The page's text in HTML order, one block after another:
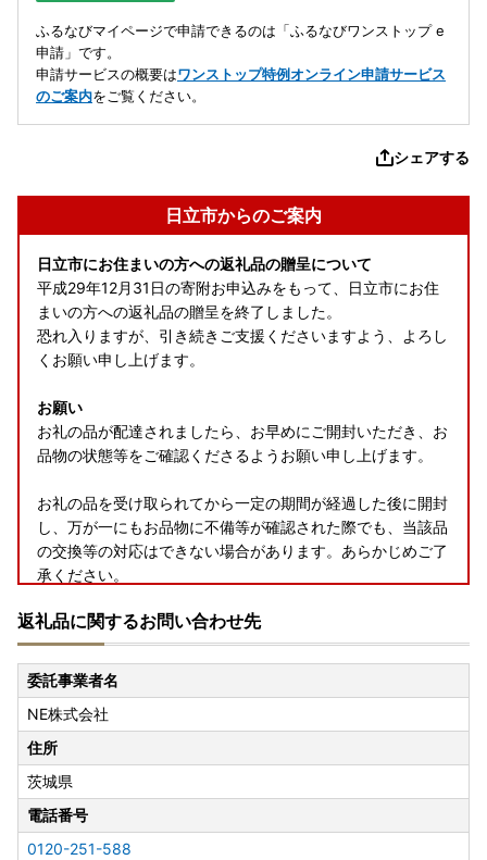
ふるなびマイページで申請できるのは「ふるなびワンストップ e
申請」です。
申請サービスの概要はワンストップ特例オンライン申請サービス
のご案内をご覧ください。
シェアする
日立市からのご案内
日立市にお住まいの方への返礼品の贈呈について
平成29年12月31日の寄附お申込みをもって、日立市にお住
まいの方への返礼品の贈呈を終了しました。
恐れ入りますが、引き続きご支援くださいますよう、よろし
くお願い申し上げます。
お願い
お礼の品が配達されましたら、お早めにご開封いただき、お
品物の状態等をご確認くださるようお願い申し上げます。
お礼の品を受け取られてから一定の期間が経過した後に開封
し、万が一にもお品物に不備等が確認された際でも、当該品
の交換等の対応はできない場合があります。あらかじめご了
承ください。
返礼品に関するお問い合わせ先
委託事業者名
NE株式会社
住所
茨城県
電話番号
0120-251-588